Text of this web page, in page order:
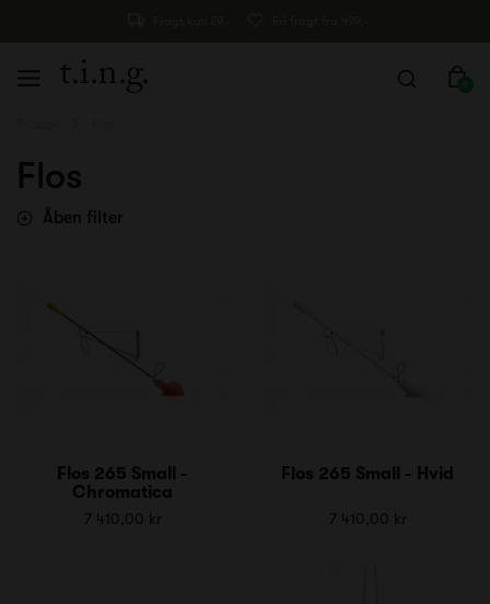
0
Flos
Åben filter
Flos 265 Small -
Chromatica
7 410,00 kr
Flos 265 Small - Hvid
7 410,00 kr